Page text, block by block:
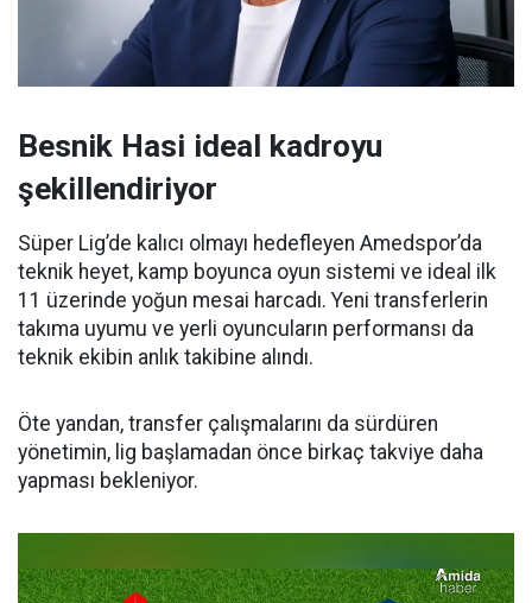
Besnik Hasi ideal kadroyu
şekillendiriyor
Süper Lig’de kalıcı olmayı hedefleyen Amedspor’da
teknik heyet, kamp boyunca oyun sistemi ve ideal ilk
11 üzerinde yoğun mesai harcadı. Yeni transferlerin
takıma uyumu ve yerli oyuncuların performansı da
teknik ekibin anlık takibine alındı.
Öte yandan, transfer çalışmalarını da sürdüren
yönetimin, lig başlamadan önce birkaç takviye daha
yapması bekleniyor.